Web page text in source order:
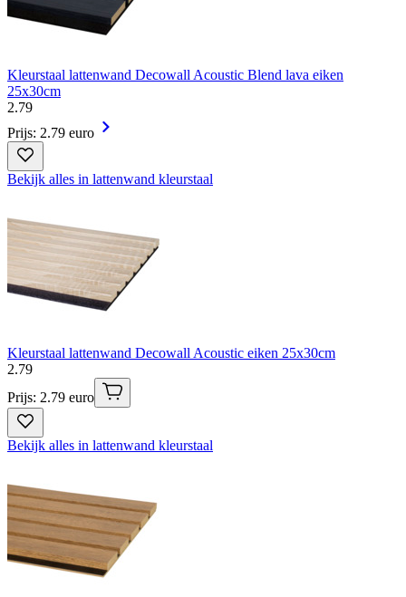
Kleurstaal lattenwand Decowall Acoustic Blend lava eiken
25x30cm
2.79
Prijs: 2.79 euro
Bekijk alles in lattenwand kleurstaal
Kleurstaal lattenwand Decowall Acoustic eiken 25x30cm
2.79
Prijs: 2.79 euro
Bekijk alles in lattenwand kleurstaal